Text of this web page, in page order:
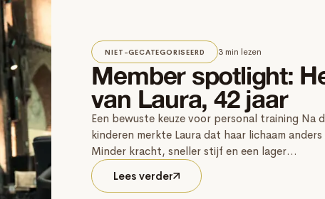
NIET-GECATEGORISEERD 3 min lezen
Member spotlight:
van Laura, 42 jaar
Een bewuste keuze voor personal training Na
kinderen merkte Laura dat haar lichaam
Minder kracht, sneller stijf en een lager...
Lees verder